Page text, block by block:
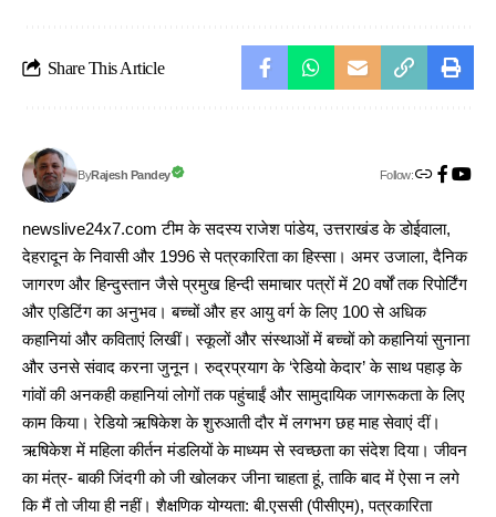
Share This Article
ByRajesh Pandey Follow:
newslive24x7.com टीम के सदस्य राजेश पांडेय, उत्तराखंड के डोईवाला,
देहरादून के निवासी और 1996 से पत्रकारिता का हिस्सा। अमर उजाला, दैनिक
जागरण और हिन्दुस्तान जैसे प्रमुख हिन्दी समाचार पत्रों में 20 वर्षों तक रिपोर्टिंग
और एडिटिंग का अनुभव। बच्चों और हर आयु वर्ग के लिए 100 से अधिक
कहानियां और कविताएं लिखीं। स्कूलों और संस्थाओं में बच्चों को कहानियां सुनाना
और उनसे संवाद करना जुनून। रुद्रप्रयाग के ‘रेडियो केदार’ के साथ पहाड़ के
गांवों की अनकही कहानियां लोगों तक पहुंचाईं और सामुदायिक जागरूकता के लिए
काम किया। रेडियो ऋषिकेश के शुरुआती दौर में लगभग छह माह सेवाएं दीं।
ऋषिकेश में महिला कीर्तन मंडलियों के माध्यम से स्वच्छता का संदेश दिया। जीवन
का मंत्र- बाकी जिंदगी को जी खोलकर जीना चाहता हूं, ताकि बाद में ऐसा न लगे
कि मैं तो जीया ही नहीं। शैक्षणिक योग्यता: बी.एससी (पीसीएम), पत्रकारिता